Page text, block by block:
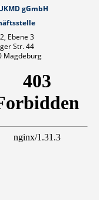
gGmbH
Ebene 3
Str. 44
Magdeburg